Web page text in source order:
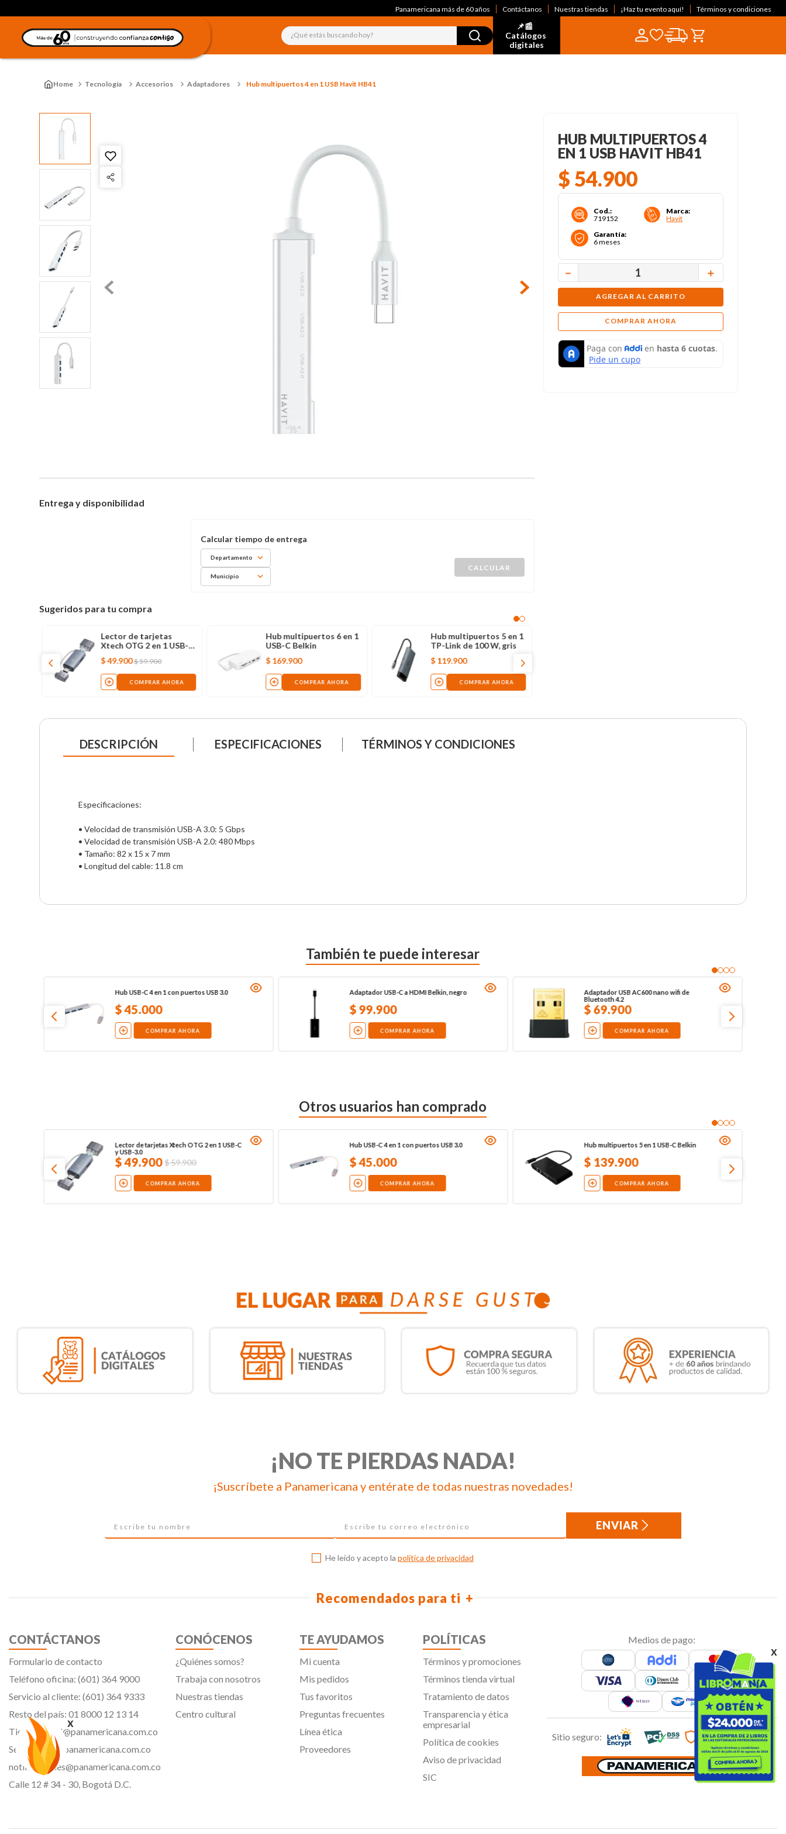
x
x
Panamericana más de 60 años Contáctanos Nuestras tiendas ¡Haz tu evento aquí! Términos y condiciones
¿Qué estás buscando hoy?
📌📰
Catálogos
digitales
Tecnología Accesorios Adaptadores Hub multipuertos 4 en 1 USB Havit HB41
Entrega y disponibilidad
Departamento
Municipio
Sugeridos para tu compra
Lector de tarjetas
Xtech OTG 2 en 1 USB-C
y USB-3.0
$49.900 $59.900
COMPRAR AHORA
Hub multipuertos 6 en 1
USB-C Belkin
$ 169.900
COMPRAR AHORA
Hub multipuertos 5 en 1
TP-Link de 100 W, gris
$ 119.900
COMPRAR AHORA
HUB MULTIPUERTOS 4
EN 1 USB HAVIT HB41
$ 54.900
Cod.:
719152
Marca:
Havit
Garantía:
6 meses
＋
－
AGREGAR AL CARRITO
COMPRAR AHORA
DESCRIPCIÓN ESPECIFICACIONES TÉRMINOS Y CONDICIONES
Especificaciones:
• Velocidad de transmisión USB-A 3.0: 5 Gbps
• Velocidad de transmisión USB-A 2.0: 480 Mbps
• Tamaño: 82 x 15 x 7 mm
• Longitud del cable: 11.8 cm
También te puede interesar
Hub USB-C 4 en 1 con puertos USB 3.0
$45.000
COMPRAR AHORA
Adaptador USB-C a HDMI Belkin, negro
$99.900
COMPRAR AHORA
Adaptador USB AC600 nano wifi de
Bluetooth 4.2
$69.900
COMPRAR AHORA
Otros usuarios han comprado
Lector de tarjetas Xtech OTG 2 en 1 USB-C
y USB-3.0
$49.900 $59.900
COMPRAR AHORA
Hub USB-C 4 en 1 con puertos USB 3.0
$45.000
COMPRAR AHORA
Hub multipuertos 5 en 1 USB-C Belkin
$ 139.900
COMPRAR AHORA
¡NO TE PIERDAS NADA!
¡Suscríbete a Panamericana y entérate de todas nuestras novedades!
ENVIAR
He leído y acepto la política de privacidad
Recomendados para ti
CONTÁCTANOS
Formulario de contacto
Teléfono oficina: (601) 364 9000
Servicio al cliente: (601) 364 9333
Resto del país: 01 8000 12 13 14
Tiendavirtual@panamericana.com.co
Servicliente@panamericana.com.co
notificaciones@panamericana.com.co
Calle 12 # 34 - 30, Bogotá D.C.
CONÓCENOS
¿Quiénes somos?
Trabaja con nosotros
Nuestras tiendas
Centro cultural
TE AYUDAMOS
Mi cuenta
Mis pedidos
Tus favoritos
Preguntas frecuentes
Línea ética
Proveedores
POLÍTICAS
Términos y promociones
Términos tienda virtual
Tratamiento de datos
Transparencia y ética
empresarial
Política de cookies
Aviso de privacidad
SIC
Medios de pago:
Sitio seguro: